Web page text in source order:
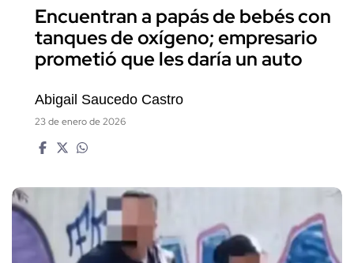
Encuentran a papás de bebés con
tanques de oxígeno; empresario
prometió que les daría un auto
Abigail Saucedo Castro
23 de enero de 2026